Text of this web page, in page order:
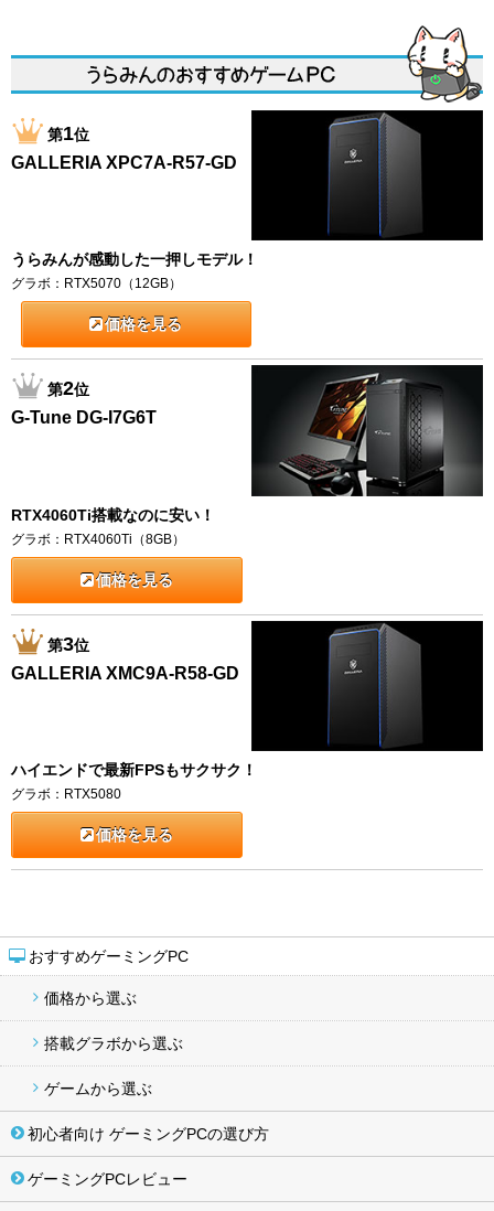
おすすめゲーミングPC
価格から選ぶ
搭載グラボから選ぶ
ゲームから選ぶ
初心者向け ゲーミングPCの選び方
ゲーミングPCレビュー
第1位
GALLERIA XPC7A-R57-GD
うらみんが感動した一押しモデル！
グラボ：RTX5070（12GB）
価格を見る
第2位
G-Tune DG-I7G6T
RTX4060Ti搭載なのに安い！
グラボ：RTX4060Ti（8GB）
価格を見る
第3位
GALLERIA XMC9A-R58-GD
ハイエンドで最新FPSもサクサク！
グラボ：RTX5080
価格を見る